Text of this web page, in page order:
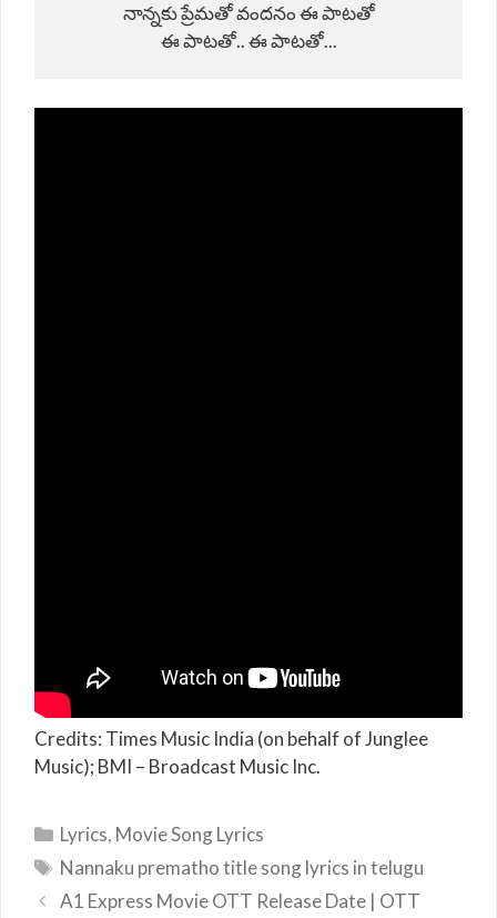
నాన్నకు ప్రేమతో వందనం ఈ పాటతో
ఈ పాటతో.. ఈ పాటతో...
Credits: Times Music India (on behalf of Junglee
Music); BMI – Broadcast Music Inc.
Categories
Lyrics, Movie Song Lyrics
Tags
Nannaku prematho title song lyrics in telugu
A1 Express Movie OTT Release Date | OTT